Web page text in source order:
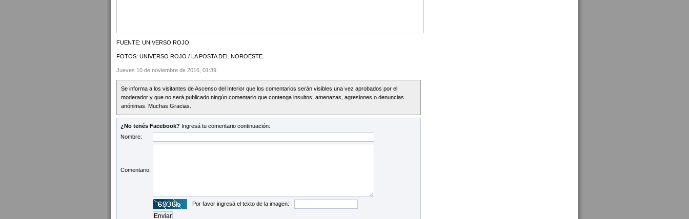
FUENTE: UNIVERSO ROJO.
FOTOS: UNIVERSO ROJO / LA POSTA DEL NOROESTE.
Jueves 10 de noviembre de 2016, 01:39
Se informa a los visitantes de Ascenso del Interior que los comentarios serán visibles una vez aprobados por el
moderador y que no será publicado ningún comentario que contenga insultos, amenazas, agresiones o denuncias
anónimas. Muchas Gracias.
¿No tenés Facebook? Ingresá tu comentario continuación:
Nombre:
Comentario:
Por favor ingresá el texto de la imagen: